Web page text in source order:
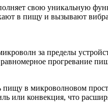
свою уникальную
в пищу и вызывают
за пределы
прогревание
в микроволновом
конвекция, что